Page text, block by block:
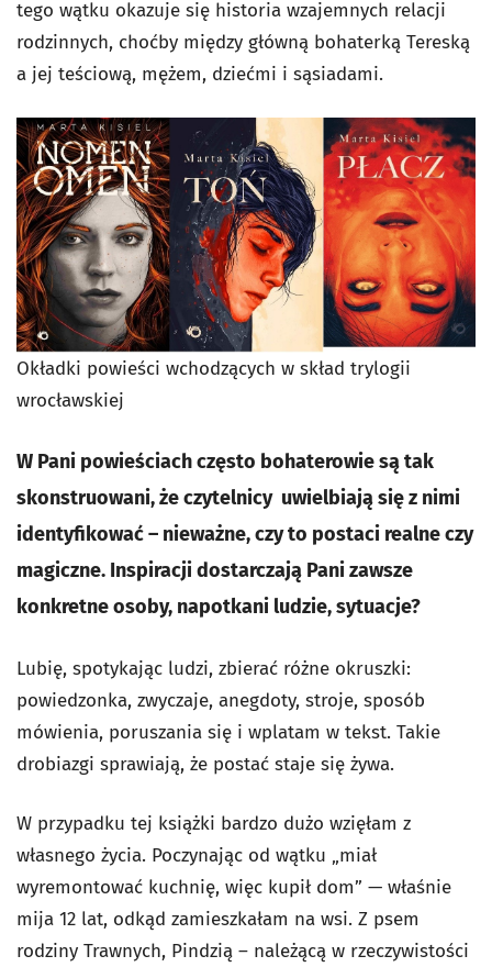
tego wątku okazuje się historia wzajemnych relacji
rodzinnych, choćby między główną bohaterką Tereską
a jej teściową, mężem, dziećmi i sąsiadami.
Okładki powieści wchodzących w skład trylogii
wrocławskiej
W Pani powieściach często bohaterowie są tak
skonstruowani, że czytelnicy uwielbiają się z nimi
identyfikować – nieważne, czy to postaci realne czy
magiczne. Inspiracji dostarczają Pani zawsze
konkretne osoby, napotkani ludzie, sytuacje?
Lubię, spotykając ludzi, zbierać różne okruszki:
powiedzonka, zwyczaje, anegdoty, stroje, sposób
mówienia, poruszania się i wplatam w tekst. Takie
drobiazgi sprawiają, że postać staje się żywa.
W przypadku tej książki bardzo dużo wzięłam z
własnego życia. Poczynając od wątku „miał
wyremontować kuchnię, więc kupił dom” — właśnie
mija 12 lat, odkąd zamieszkałam na wsi. Z psem
rodziny Trawnych, Pindzią – należącą w rzeczywistości